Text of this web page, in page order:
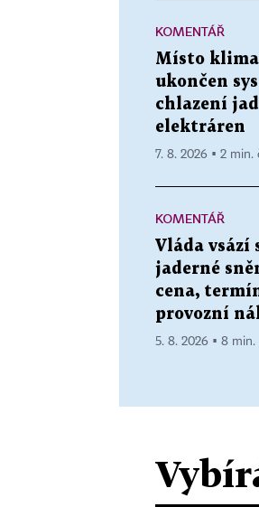
KOMENTÁŘ
Místo
ukončen
chlazení
elektráren
7. 8. 2026 ▪ 2 min.
KOMENTÁŘ
Vláda
jaderné
cena,
provozní
5. 8. 2026 ▪ 8 min.